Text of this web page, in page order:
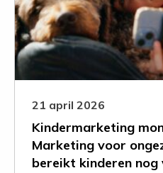
Kindermarketing
Marketing voor
bereikt kinderen nog
21 april 2026
Marketing
voor
ongezond
voedsel
bereikt
kinderen
volop